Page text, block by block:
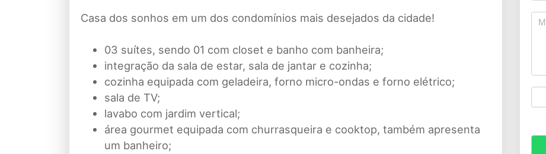
Casa dos sonhos em um dos condomínios mais desejados da cidade!
03 suítes, sendo 01 com closet e banho com banheira;
integração da sala de estar, sala de jantar e cozinha;
cozinha equipada com geladeira, forno micro-ondas e forno elétrico;
sala de TV;
lavabo com jardim vertical;
área gourmet equipada com churrasqueira e cooktop, também apresenta
um banheiro;